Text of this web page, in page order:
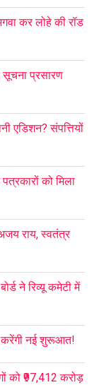
कर लोहे की रॉड
सूचना प्रसारण
एडिशन? संपत्तियों
को मिला
राय, स्वतंत्र
ने रिव्यू कमेटी में
करेंगी नई शुरूआत!
को ₹97,412 करोड़